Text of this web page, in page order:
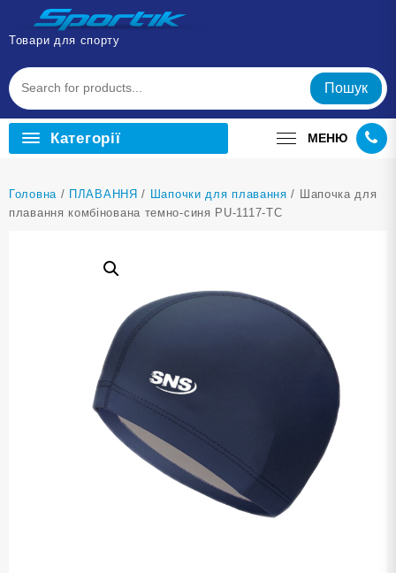
Перейти
вмісту
Товари для спорту
Пошук
Категорії МЕНЮ
Головна / ПЛАВАННЯ / Шапочки для плавання / Шапочка для
плавання комбінована темно-синя PU-1117-ТС